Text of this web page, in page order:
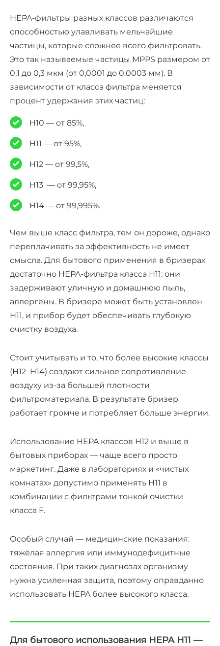
HEPA-фильтры разных классов различаются
способностью улавливать мельчайшие
частицы, которые сложнее всего фильтровать.
Это так называемые частицы MPPS размером от
0,1 до 0,3 мкм (от 0,0001 до 0,0003 мм). В
зависимости от класса фильтра меняется
процент удержания этих частиц:
H10 — от 85%,
H11 — от 95%,
H12 — от 99,5%,
H13 — от 99,95%,
H14 — от 99,995%.
Чем выше класс фильтра, тем он дороже, однако
переплачивать за эффективность не имеет
смысла. Для бытового применения в бризерах
достаточно HEPA-фильтра класса H11: они
задерживают уличную и домашнюю пыль,
аллергены. В бризере может быть установлен
H11, и прибор будет обеспечивать глубокую
очистку воздуха.
Стоит учитывать и то, что более высокие классы
(H12–H14) создают сильное сопротивление
воздуху из-за большей плотности
фильтроматериала. В результате бризер
работает громче и потребляет больше энергии.
Использование HEPA классов H12 и выше в
бытовых приборах — чаще всего просто
маркетинг. Даже в лабораториях и «чистых
комнатах» допустимо применять H11 в
комбинации с фильтрами тонкой очистки
класса F.
Особый случай — медицинские показания:
тяжёлая аллергия или иммунодефицитные
состояния. При таких диагнозах организму
нужна усиленная защита, поэтому оправданно
использовать HEPA более высокого класса.
Для бытового использования HEPA H11 —